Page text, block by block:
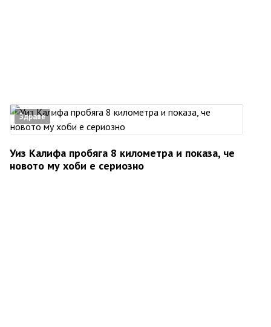
Здраве
Уиз Калифа пробяга 8 километра и показа, че
новото му хоби е сериозно